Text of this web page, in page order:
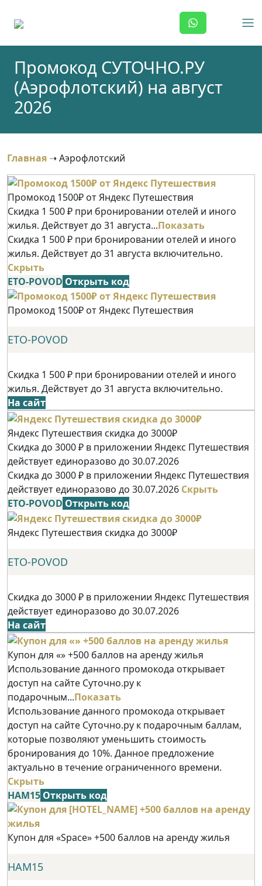
Промокод СУТОЧНО.РУ
(Аэрофлотский) на август
2026
Главная ➝Аэрофлотский
Промокод 1500₽ от Яндекс Путешествия
Скидка 1 500 ₽ при бронировании отелей и иного
жилья. Действует до 31 августа...Показать
Скидка 1 500 ₽ при бронировании отелей и иного
жилья. Действует до 31 августа включительно.
Скрыть
ETO-POVOD Открыть код
Промокод 1500₽ от Яндекс Путешествия
ETO-POVOD
Скидка 1 500 ₽ при бронировании отелей и иного
жилья. Действует до 31 августа включительно.
На сайт
Яндекс Путешествия скидка до 3000₽
Скидка до 3000 ₽ в приложении Яндекс Путешествия
действует единоразово до 30.07.2026
Скидка до 3000 ₽ в приложении Яндекс Путешествия
действует единоразово до 30.07.2026 Скрыть
ETO-POVOD Открыть код
Яндекс Путешествия скидка до 3000₽
ETO-POVOD
Скидка до 3000 ₽ в приложении Яндекс Путешествия
действует единоразово до 30.07.2026
На сайт
Купон для «» +500 баллов на аренду жилья
Использование данного промокода открывает
доступ на сайте Суточно.ру к
подарочным...Показать
Использование данного промокода открывает
доступ на сайте Суточно.ру к подарочным баллам,
которые позволяют уменьшить стоимость
бронирования до 10%. Данное предложение
актуально в течение ограниченного времени.
Скрыть
НАМ15 Открыть код
Купон для «Space» +500 баллов на аренду жилья
НАМ15